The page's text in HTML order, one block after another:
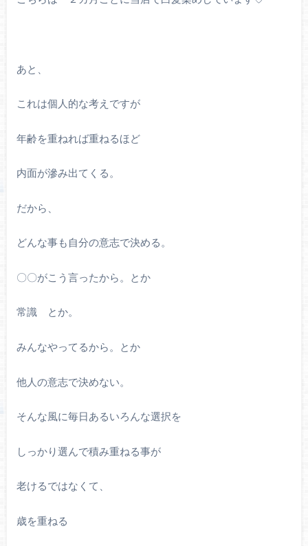
あと、
これは個人的な考えですが
年齢を重ねれば重ねるほど
内面が滲み出てくる。
だから、
どんな事も自分の意志で決める。
〇〇がこう言ったから。とか
常識 とか。
みんなやってるから。とか
他人の意志で決めない。
そんな風に毎日あるいろんな選択を
しっかり選んで積み重ねる事が
老けるではなくて、
歳を重ねる